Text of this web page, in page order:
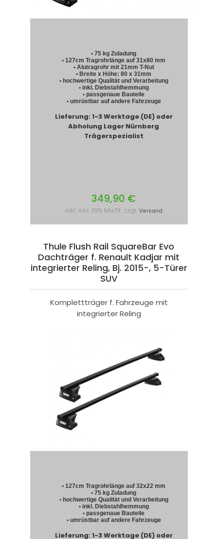
• 75 kg Zuladung
• 127cm Tragrohrlänge auf 31x80 mm
• Alutragrohr mit 21mm T-Nut
• Breite x Höhe: 80 x 31mm
• hochwertige Qualität und Verarbeitung
• inkl. Diebstahlhemmung
• passgenaue Bauteile
• umrüstbar auf andere Fahrzeuge
Lieferung: 1-3 Werktage (DE) oder
Abholung Lager Nürnberg
Trägerspezialist
349,90 €
inkl. inkl. 19% MwSt. zzgl. Versand
Thule Flush Rail SquareBar Evo
Dachträger f. Renault Kadjar mit
integrierter Reling, Bj. 2015-, 5-Türer
SUV
Komplettträger f. Fahrzeuge mit
integrierter Reling
• 127cm Tragrohrlänge auf 32x22 mm
• 75 kg Zuladung
• hochwertige Qualität und Verarbeitung
• inkl. Diebstahlhemmung
• passgenaue Bauteile
• umrüstbar auf andere Fahrzeuge
Lieferung: 1-3 Werktage (DE) oder